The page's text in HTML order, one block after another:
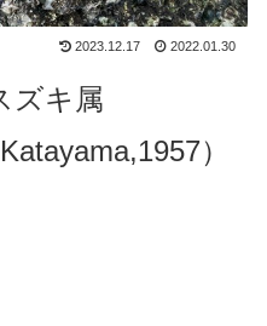
2023.12.17 2022.01.30
ズキ属
）